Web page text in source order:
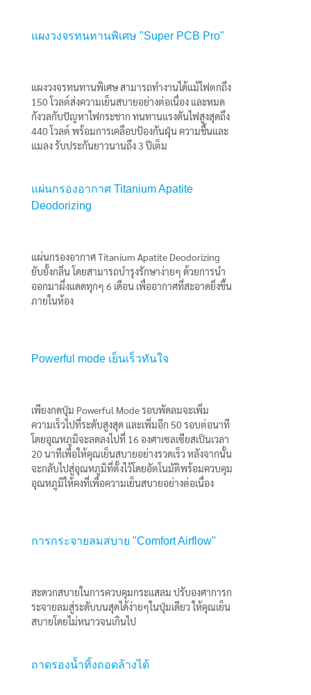
แผงวงจรทนทานพิเศษ "Super PCB Pro"
แผงวงจรทนทานพิเศษ สามารถทำงานได้แม้ไฟตกถึง
150 โวลต์ส่งความเย็นสบายอย่างต่อเนื่อง และหมด
กังวลกับปัญหาไฟกระชาก ทนทานแรงดันไฟสูงสุดถึง
440 โวลต์ พร้อมการเคลือบป้องกันฝุ่น ความชื้นและ
แมลง รับประกันยาวนานถึง 3 ปีเต็ม
แผ่นกรองอากาศ Titanium Apatite
Deodorizing
แผ่นกรองอากาศ Titanium Apatite Deodorizing
ยับยั้งกลิ่น โดยสามารถบำรุงรักษาง่ายๆ ด้วยการนำ
ออกมาผึ่งแดดทุกๆ 6 เดือน เพื่ออากาศที่สะอาดยิ่งขึ้น
ภายในห้อง
Powerful mode เย็นเร็วทันใจ
เพียงกดปุ่ม Powerful Mode รอบพัดลมจะเพิ่ม
ความเร็วไปที่ระดับสูงสุด และเพิ่มอีก 50 รอบต่อนาที
โดยอุณหภูมิจะลดลงไปที่ 16 องศาเซลเซียสเป็นเวลา
20 นาทีเพื่อให้คุณเย็นสบายอย่างรวดเร็ว หลังจากนั้น
จะกลับไปสู่อุณหภูมิที่ตั้งไว้โดยอัตโนมัติพร้อมควบคุม
อุณหภูมิให้คงที่เพื่อความเย็นสบายอย่างต่อเนื่อง
การกระจายลมสบาย "Comfort Airflow"
สะดวกสบายในการควบคุมกระแสลม ปรับองศาการก
ระจายลมสู่ระดับบนสุดได้ง่ายๆในปุ่มเดียว ให้คุณเย็น
สบายโดยไม่หนาวจนเกินไป
ถาดรองน้ำทิ้งถอดล้างได้